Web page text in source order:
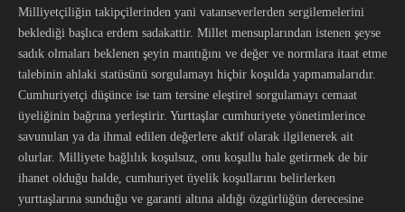
Milliyetçiliğin takipçilerinden yani vatanseverlerden sergilemelerini
beklediği başlıca erdem sadakattir. Millet mensuplarından istenen şeyse
sadık olmaları beklenen şeyin mantığını ve değer ve normlara itaat etme
talebinin ahlaki statüsünü sorgulamayı hiçbir koşulda yapmamalarıdır.
Cumhuriyetçi düşünce ise tam tersine eleştirel sorgulamayı cemaat
üyeliğinin bağrına yerleştirir. Yurttaşlar cumhuriyete yönetimlerince
savunulan ya da ihmal edilen değerlere aktif olarak ilgilenerek ait
olurlar. Milliyete bağlılık koşulsuz, onu koşullu hale getirmek de bir
ihanet olduğu halde, cumhuriyet üyelik koşullarını belirlerken
yurttaşlarına sunduğu ve garanti altına aldığı özgürlüğün derecesine